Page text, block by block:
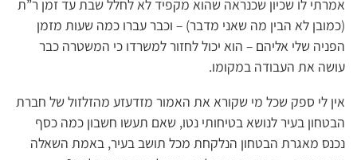
אמרתי לו שכיון שכנראה שהוא מקפיד לא לחלל שבת עד זמן ר”ת
(כמובן לא הבין מה שאני מדבר) – וכבר עברו כמה שעות מזמן
הפניה שלי אליהם – הוא יכול לחזור למשרדו כי המשטרה כבר
עושה את העבודה במקומו.
אין לי ספק שכל מי שקורא את האמור מזדעזע מהזלזול של חברת
הבטחון בעיר לנושא בטיחותי נטו, שאם תעשו חשבון כמה כסף
נכנס מאגרת הבטחון הנלקחת מכל תושב בעיר, באמת השאלה